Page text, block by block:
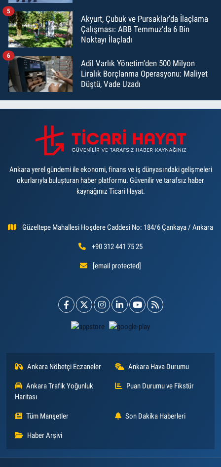
Akyurt, Çubuk ve Pursaklar’da İlaçlama
Çalışması: ABB Temmuz’da 6 Bin
Noktayı İlaçladı
5
Adil Varlık Yönetim’den 500 Milyon
Liralık Borçlanma Operasyonu: Maliyet
Düştü, Vade Uzadı
6
Ankara yerel gündemi ile ekonomi, finans ve iş dünyasındaki gelişmeleri
okurlarıyla buluşturan haber platformu. Güvenilir ve tarafsız haber
kaynağınız Ticari Hayat.
Güzeltepe Mahallesi Hoşdere Caddesi No: 184/6 Çankaya / Ankara
+90 312 441 75 25
[email protected]
Ankara Nöbetçi Eczaneler Ankara Hava Durumu
Ankara Trafik Yoğunluk
Haritası
Puan Durumu ve Fikstür
Tüm Manşetler Son Dakika Haberleri
Haber Arşivi